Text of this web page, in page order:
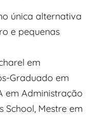
única alternativa
e pequenas
em
Graduado em
em Administração
School, Mestre em